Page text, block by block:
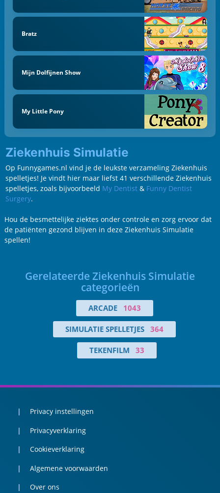
Bratz
Mijn Dolfijnen Show
My Little Pony
Ziekenhuis Simulatie
Op Funnygames.nl vind je de leukste verzameling Ziekenhuis
spelletjes! Je vindt hier maar liefst 41 verschillende Ziekenhuis
spelletjes, zoals bijvoorbeeld My Dentist& Funny Dentist
Surgery.
Hou de besmettelijke ziektes onder controle en zorg ervoor dat
de patiënten gezond blijven in deze Ziekenhuis Simulatie
spellen!
Gerelateerde Ziekenhuis Simulatie
categorieën
ARCADE 1043
SIMULATIE SPELLETJES 364
TEKENFILM 33
Privacy instellingen
Privacyverklaring
Cookieverklaring
Algemene voorwaarden
Over ons